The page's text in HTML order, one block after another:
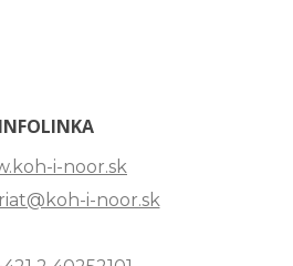
INFOLINKA
i-noor.sk
i-noor.sk